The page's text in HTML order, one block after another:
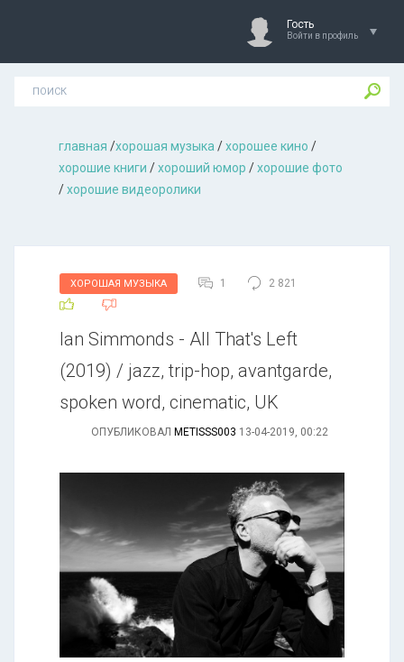
Гость
Войти в профиль
главная /хорошая музыкa /хорошее кино /
хорошие книги /хороший юмор /хорошие фото
/хорошие видеоролики
ХОРОШАЯ МУЗЫКА 1 2 821
Ian Simmonds - All That's Left
(2019) / jazz, trip-hop, avantgarde,
spoken word, cinematic, UK
ОПУБЛИКОВАЛ METISSS003 13-04-2019, 00:22